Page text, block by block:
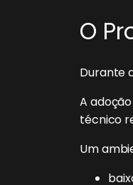
O
Durante
A
técnico
Um